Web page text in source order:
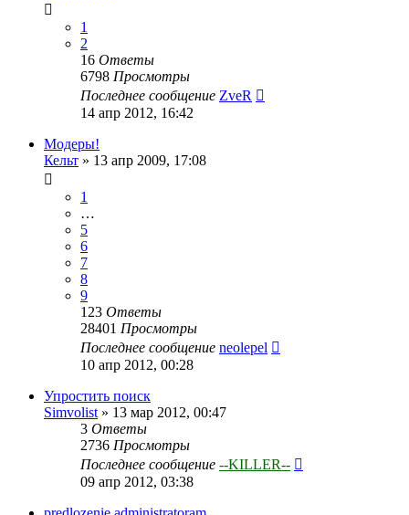
1
2
16 Ответы
6798 Просмотры
Последнее сообщение ZveR
14 апр 2012, 16:42
Модеры!
Кельт » 13 апр 2009, 17:08
1
…
5
6
7
8
9
123 Ответы
28401 Просмотры
Последнее сообщение neolepel
10 апр 2012, 00:28
Упростить поиск
Simvolist » 13 мар 2012, 00:47
3 Ответы
2736 Просмотры
Последнее сообщение --KILLER--
09 апр 2012, 03:38